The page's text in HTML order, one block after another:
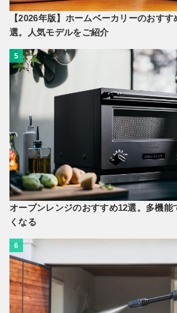
【2026年版】ホームベーカリーのおす
選。人気モデルをご紹介
5
オーブンレンジのおすすめ12選。多機能
くなる
6